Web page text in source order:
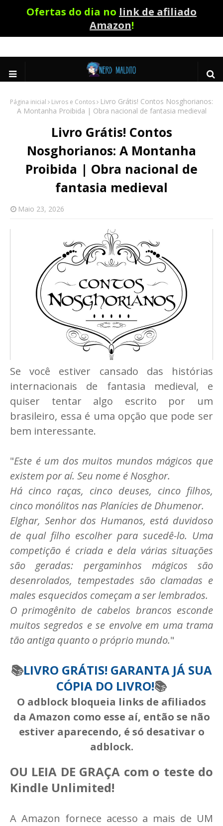
Ofertas do dia no link de afiliado
Amazon!
Página inicial Livros e Contos
Livro Grátis! Contos Nosghorianos:
A Montanha Proibida | Obra nacional de fantasia medieval
Livro Grátis! Contos
Nosghorianos: A Montanha
Proibida | Obra nacional de
fantasia medieval
Maio 23, 2026
Se você estiver cansado das histórias
internacionais de fantasia medieval, e
quiser tentar algo escrito por um
brasileiro, essa é uma opção que pode ser
bem interessante.
"Este é um dos muitos mundos mágicos que
existem por aí. Seu nome é Nosghor.
Há cinco raças, cinco deuses, cinco filhos,
cinco monólitos nas Planícies de Dhumenor.
Elghar, Senhor dos Humanos, está duvidoso
de qual filho escolher para sucedê-lo. Uma
competição é criada e dela várias situações
são geradas: pergaminhos mágicos são
desenrolados, tempestades são clamadas e
males esquecidos começam a ser lembrados.
O primogênito de cabelos brancos esconde
muitos segredos e se envolve em uma trama
tão antiga quanto o próprio mundo."
📚LIVRO GRÁTIS! GARANTA JÁ SUA
CÓPIA DO LIVRO!📚
O adblock bloqueia links de afiliados
da Amazon como esse aí, então se não
estiver aparecendo, é só desativar o
adblock.
OU LEIA DE GRAÇA com o teste do
Kindle Unlimited!
A Amazon fornece acesso a mais de UM